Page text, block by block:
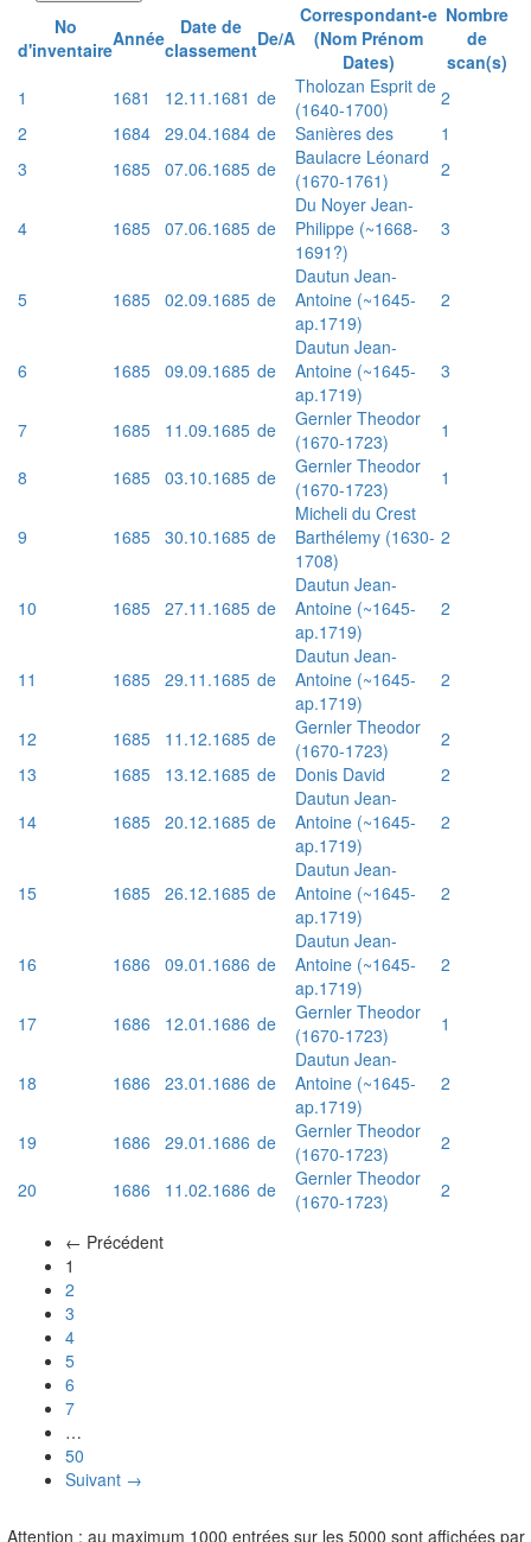
No
d'inventaireAnnée
Date de
classementDe/A
Correspondant-e
(Nom Prénom
Dates)
Nombre
de
scan(s)
1
1681 12.11.1681 de
Tholozan Esprit de
(1640-1700)
2
2
1684 29.04.1684 de Sanières des
1
3
1685 07.06.1685 de
Baulacre Léonard
(1670-1761)
2
4 1685 07.06.1685 de
Du Noyer Jean-
Philippe (~1668-
1691?)
3
5 1685 02.09.1685 de
Dautun Jean-
Antoine (~1645-
ap.1719)
2
6 1685 09.09.1685 de
Dautun Jean-
Antoine (~1645-
ap.1719)
3
7 1685 11.09.1685 de
Gernler Theodor
(1670-1723)
1
8
1685 03.10.1685 de
Gernler Theodor
(1670-1723)
1
9 1685 30.10.1685 de
Micheli du Crest
Barthélemy (1630-
1708)
2
10 1685 27.11.1685 de
Dautun Jean-
Antoine (~1645-
ap.1719)
2
11 1685 29.11.1685 de
Dautun Jean-
Antoine (~1645-
ap.1719)
2
12 1685 11.12.1685 de
Gernler Theodor
(1670-1723)
2
13
1685 13.12.1685 de Donis David
2
14
1685 20.12.1685 de
Dautun Jean-
Antoine (~1645-
ap.1719)
2
15 1685 26.12.1685 de
Dautun Jean-
Antoine (~1645-
ap.1719)
2
16 1686 09.01.1686 de
Dautun Jean-
Antoine (~1645-
ap.1719)
2
17 1686 12.01.1686 de
Gernler Theodor
(1670-1723)
1
18 1686 23.01.1686 de
Dautun Jean-
Antoine (~1645-
ap.1719)
2
19 1686 29.01.1686 de
Gernler Theodor
(1670-1723)
2
20
1686 11.02.1686 de
Gernler Theodor
(1670-1723)
2
← Précédent
1
2
3
4
5
6
7
…
50
Suivant →
Attention : au maximum 1000 entrées sur les 5000 sont affichées par